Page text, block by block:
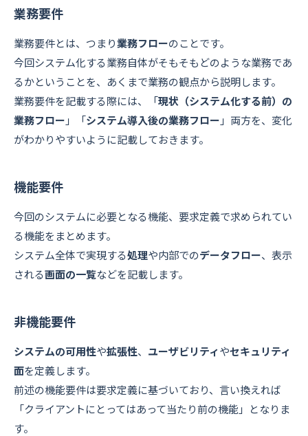
業務要件
業務要件とは、つまり業務フローのことです。
今回システム化する業務自体がそもそもどのような業務であ
るかということを、あくまで業務の観点から説明します。
業務要件を記載する際には、「現状（システム化する前）の
業務フロー 」「システム導入後の業務フロー 」両方を、変化
がわかりやすいように記載しておきます。
機能要件
今回のシステムに必要となる機能、要求定義で求められてい
る機能をまとめます。
システム全体で実現する処理や内部でのデータフロー、表示
される画面の一覧などを記載します。
非機能要件
システムの可用性や拡張性、 ユーザビリティやセキュリティ
面を定義します。
前述の機能要件は要求定義に基づいており、言い換えれば
「クライアントにとってはあって当たり前の機能」となりま
す。